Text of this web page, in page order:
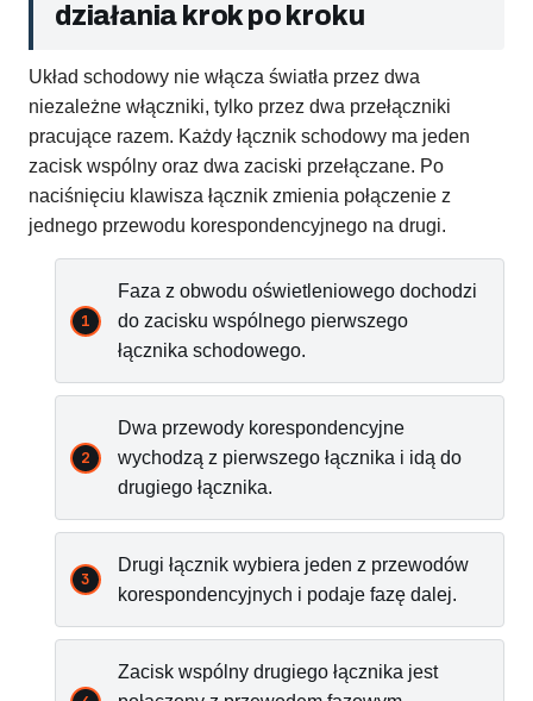
działania krok po kroku
Układ schodowy nie włącza światła przez dwa
niezależne włączniki, tylko przez dwa przełączniki
pracujące razem. Każdy łącznik schodowy ma jeden
zacisk wspólny oraz dwa zaciski przełączane. Po
naciśnięciu klawisza łącznik zmienia połączenie z
jednego przewodu korespondencyjnego na drugi.
Faza z obwodu oświetleniowego dochodzi
do zacisku wspólnego pierwszego
łącznika schodowego.
Dwa przewody korespondencyjne
wychodzą z pierwszego łącznika i idą do
drugiego łącznika.
Drugi łącznik wybiera jeden z przewodów
korespondencyjnych i podaje fazę dalej.
Zacisk wspólny drugiego łącznika jest